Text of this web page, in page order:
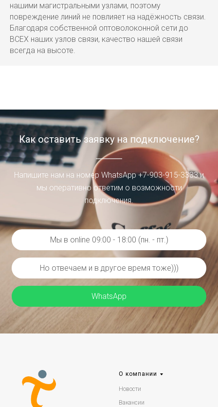
нашими магистральными узлами, поэтому
повреждение линий не повлияет на надёжность связи.
Благодаря собственной оптоволоконной сети до
ВСЕХ наших узлов связи, качество нашей связи
всегда на высоте.
Как оставить заявку на подключение?
Напишите нам на номер WhatsApp +7-903-915-3333 и
мы оперативно ответим о возможности
подключения.
Мы в online 09:00 - 18:00 (пн. - пт.)
Но отвечаем и в другое время тоже)))
WhatsApp
О компании
Новости
Вакансии